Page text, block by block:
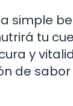
simple
tu
y
de sabor